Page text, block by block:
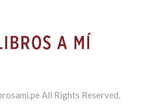
All Rights Reserved.